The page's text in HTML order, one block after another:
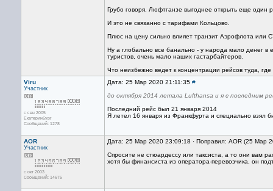
Грубо говоря, Люфтганзе выгоднее открыть еще один
И это не связанно с тарифами Кольцово.
Плюс на цену сильно влияет транзит Аэрофлота или
Ну а глобально все банально - у народа мало денег в
туристов, очень мало наших гастарбайтеров.
Что неизбежно ведет к концентрации рейсов туда,
Viru
Участник
с сен 2005
Екатеринбург
Сообщений: 1278
Дата: 25 Мар 2020 21:11:35 #
до октября 2014 летала Lufthansa и я с последним
Последний рейс был 21 января 2014
Я летел 16 января из Франкфурта и специально взял
AOR
Участник
с окт 2003
Сообщений: 14675
Дата: 25 Мар 2020 23:09:18 · Поправил: AOR (25 Мар
Спросите не стюардессу или таксиста, а то они вам
хотя бы финансиста из оператора-перевозчика, он